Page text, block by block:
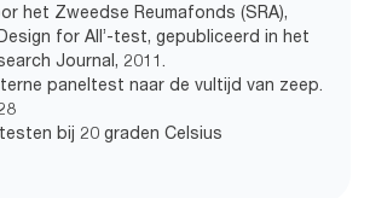
het Zweedse Reumafonds (SRA),
for All’-test, gepubliceerd in het
Journal, 2011.
paneltest naar de vultijd van zeep.
bij 20 graden Celsius